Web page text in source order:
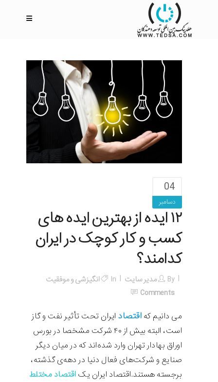
04
دسامبر
۱۲ ایده از بهترین ایده های
کسب و کار کوچک در ایران
کدامند؟
By مدیر سایت In
انگیزشی و موفقیت
Comments
می دانیم که اقتصاد ایران تحت تأثیر نفت و گاز
است، البته بیش از ۴۰ شرکت مشخصا در بورس
اوراق بهادار تهران وارد شده‌اند که در میان دیگر
صنایع و شرکت‌های فعال دنیا در دهه‌ی گذشته،
برجسته هستند.اقتصاد ایران یک اقتصاد مختلط